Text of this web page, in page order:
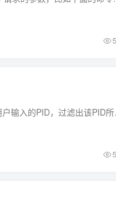
一、根据PID过滤进程